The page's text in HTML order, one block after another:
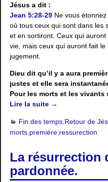
Jésus a dit :
Jean 5:28-29 Ne vous
où tous ceux qui sont dans les
et en sortiront. Ceux qui
vie, mais ceux qui auront fait
jugement.
Dieu dit qu’il y a aura
justes et elle sera
Pour les morts et les vivants
Lire la suite →
Fin des temps, Retour de
morts première ressurection
La résurrection
pardonnée.